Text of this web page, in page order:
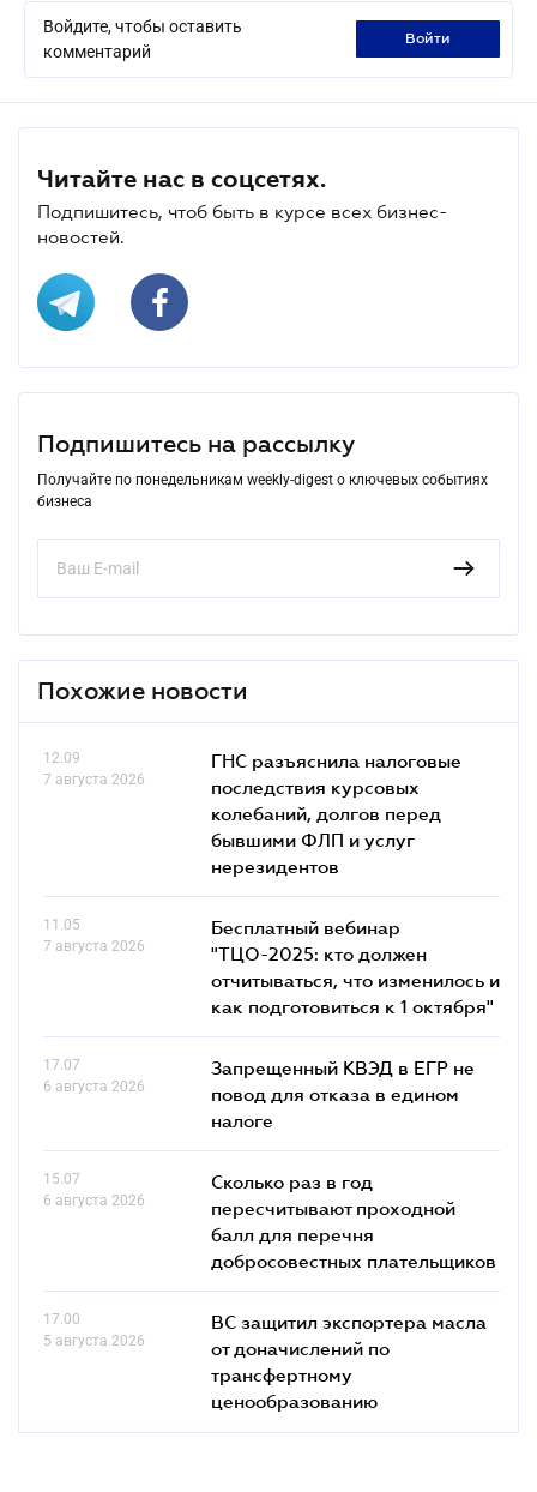
Войдите, чтобы оставить
комментарий
войти
Читайте нас в соцсетях.
Подпишитесь, чтоб быть в курсе всех бизнес-
новостей.
Подпишитесь на рассылку
Получайте по понедельникам weekly-digest о ключевых событиях
бизнеса
Похожие новости
12.09
7 августа 2026
ГНС разъяснила налоговые
последствия курсовых
колебаний, долгов перед
бывшими ФЛП и услуг
нерезидентов
11.05
7 августа 2026
Бесплатный вебинар
"ТЦО-2025: кто должен
отчитываться, что изменилось и
как подготовиться к 1 октября"
17.07
6 августа 2026
Запрещенный КВЭД в ЕГР не
повод для отказа в едином
налоге
15.07
6 августа 2026
Сколько раз в год
пересчитывают проходной
балл для перечня
добросовестных плательщиков
17.00
5 августа 2026
ВС защитил экспортера масла
от доначислений по
трансфертному
ценообразованию